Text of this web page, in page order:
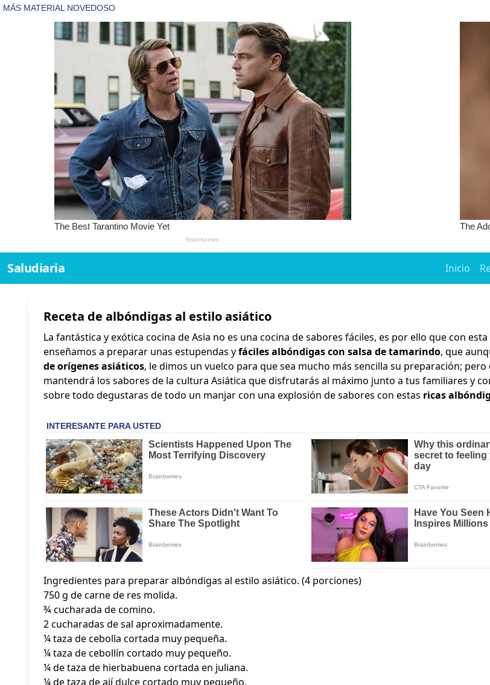
Saludiaria Inicio
Receta de albóndigas al estilo asiático
La fantástica y exótica cocina de Asia no es una cocina de sabores fáciles, es por ello que con
enseñamos a preparar unas estupendas yfáciles albóndigas con salsa de tamarindo, que
de orígenes asiáticos, le dimos un vuelco para que sea mucho más sencilla su preparación;
mantendrá los sabores de la cultura Asiática que disfrutarás al máximo junto a tus familiares y
sobre todo degustaras de todo un manjar con una explosión de sabores con estas ricas
Ingredientes para preparar albóndigas al estilo asiático. (4 porciones)
750 g de carne de res molida.
¾ cucharada de comino.
2 cucharadas de sal aproximadamente.
¼ taza de cebolla cortada muy pequeña.
¼ taza de cebollín cortado muy pequeño.
¼ de taza de hierbabuena cortada en juliana.
¼ de taza de ají dulce cortado muy pequeño.